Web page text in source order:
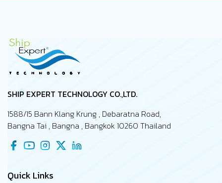
รายการซ่อมทำอาจจะถูกเลื่อนเพราะไม่มีอะไหล่สนับสนุน และบาง
ปัญหายังไม่เคยถูกรายงานถึงสำนักงานใหญ่…
SHIP EXPERT TECHNOLOGY CO.,LTD.
1588/15 Bann Klang Krung , Debaratna Road,
Bangna Tai , Bangna , Bangkok 10260 Thailand
Quick Links